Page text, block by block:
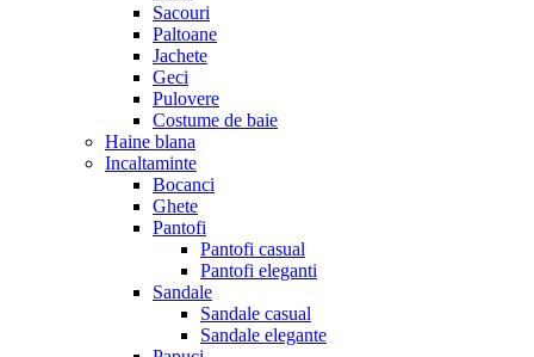
Sacouri
Paltoane
Jachete
Geci
Pulovere
Costume de baie
Haine blana
Incaltaminte
Bocanci
Ghete
Pantofi
Pantofi casual
Pantofi eleganti
Sandale
Sandale casual
Sandale elegante